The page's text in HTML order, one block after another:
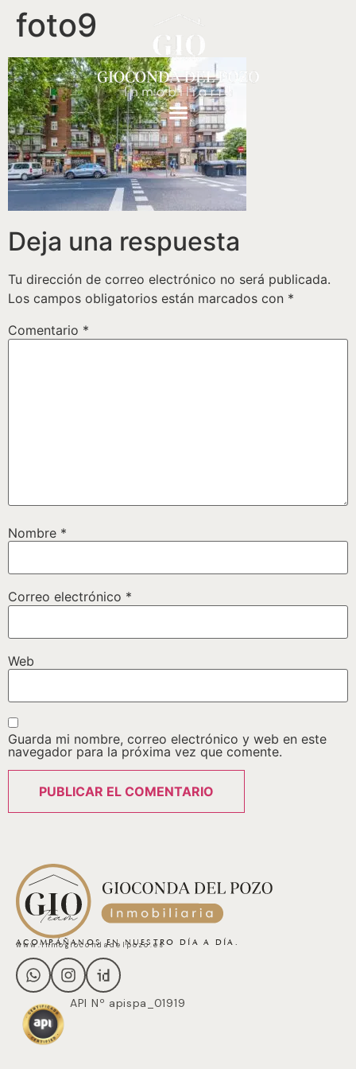
foto9
Deja una respuesta
Tu dirección de correo electrónico no será publicada.
Los campos obligatorios están marcados con *
Comentario *
Nombre *
Correo electrónico *
Web
Guarda mi nombre, correo electrónico y web en este
navegador para la próxima vez que comente.
ACOMPÁÑANOS EN NUESTRO DÍA A DÍA.
www.inmogiocondadelpozo.es
API Nº apispa_01919